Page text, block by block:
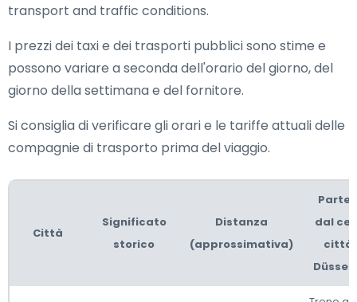
transport and traffic conditions.
I prezzi dei taxi e dei trasporti pubblici sono stime e
possono variare a seconda dell'orario del giorno, del
giorno della settimana e del fornitore.
Si consiglia di verificare gli orari e le tariffe attuali delle
compagnie di trasporto prima del viaggio.
Città
Significato
storico
Distanza
(approssimativa)
dal
città